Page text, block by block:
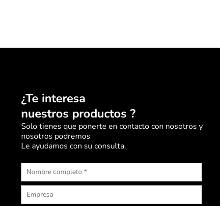
¿Te interesa
nuestros productos ?
Solo tienes que ponerte en contacto con nosotros y
nosotros podremos
Le ayudamos con su consulta.